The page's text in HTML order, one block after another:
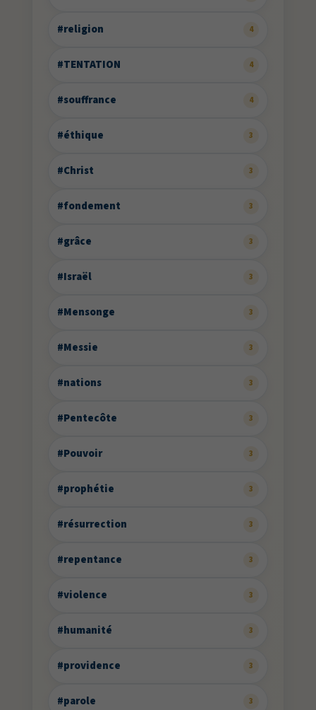
#religion 4
#TENTATION 4
#souffrance 4
#éthique 3
#Christ 3
#fondement 3
#grâce 3
#Israël 3
#Mensonge 3
#Messie 3
#nations 3
#Pentecôte 3
#Pouvoir 3
#prophétie 3
#résurrection 3
#repentance 3
#violence 3
#humanité 3
#providence 3
#parole 3